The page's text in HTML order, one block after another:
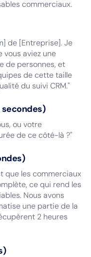
commerciaux.
de [Entreprise]. Je
vous aviez une
de personnes, et
de cette taille
du suivi CRM."
ou votre
de ce côté-là ?"
que les commerciaux
ce qui rend les
Nous avons
une partie de la
2 heures